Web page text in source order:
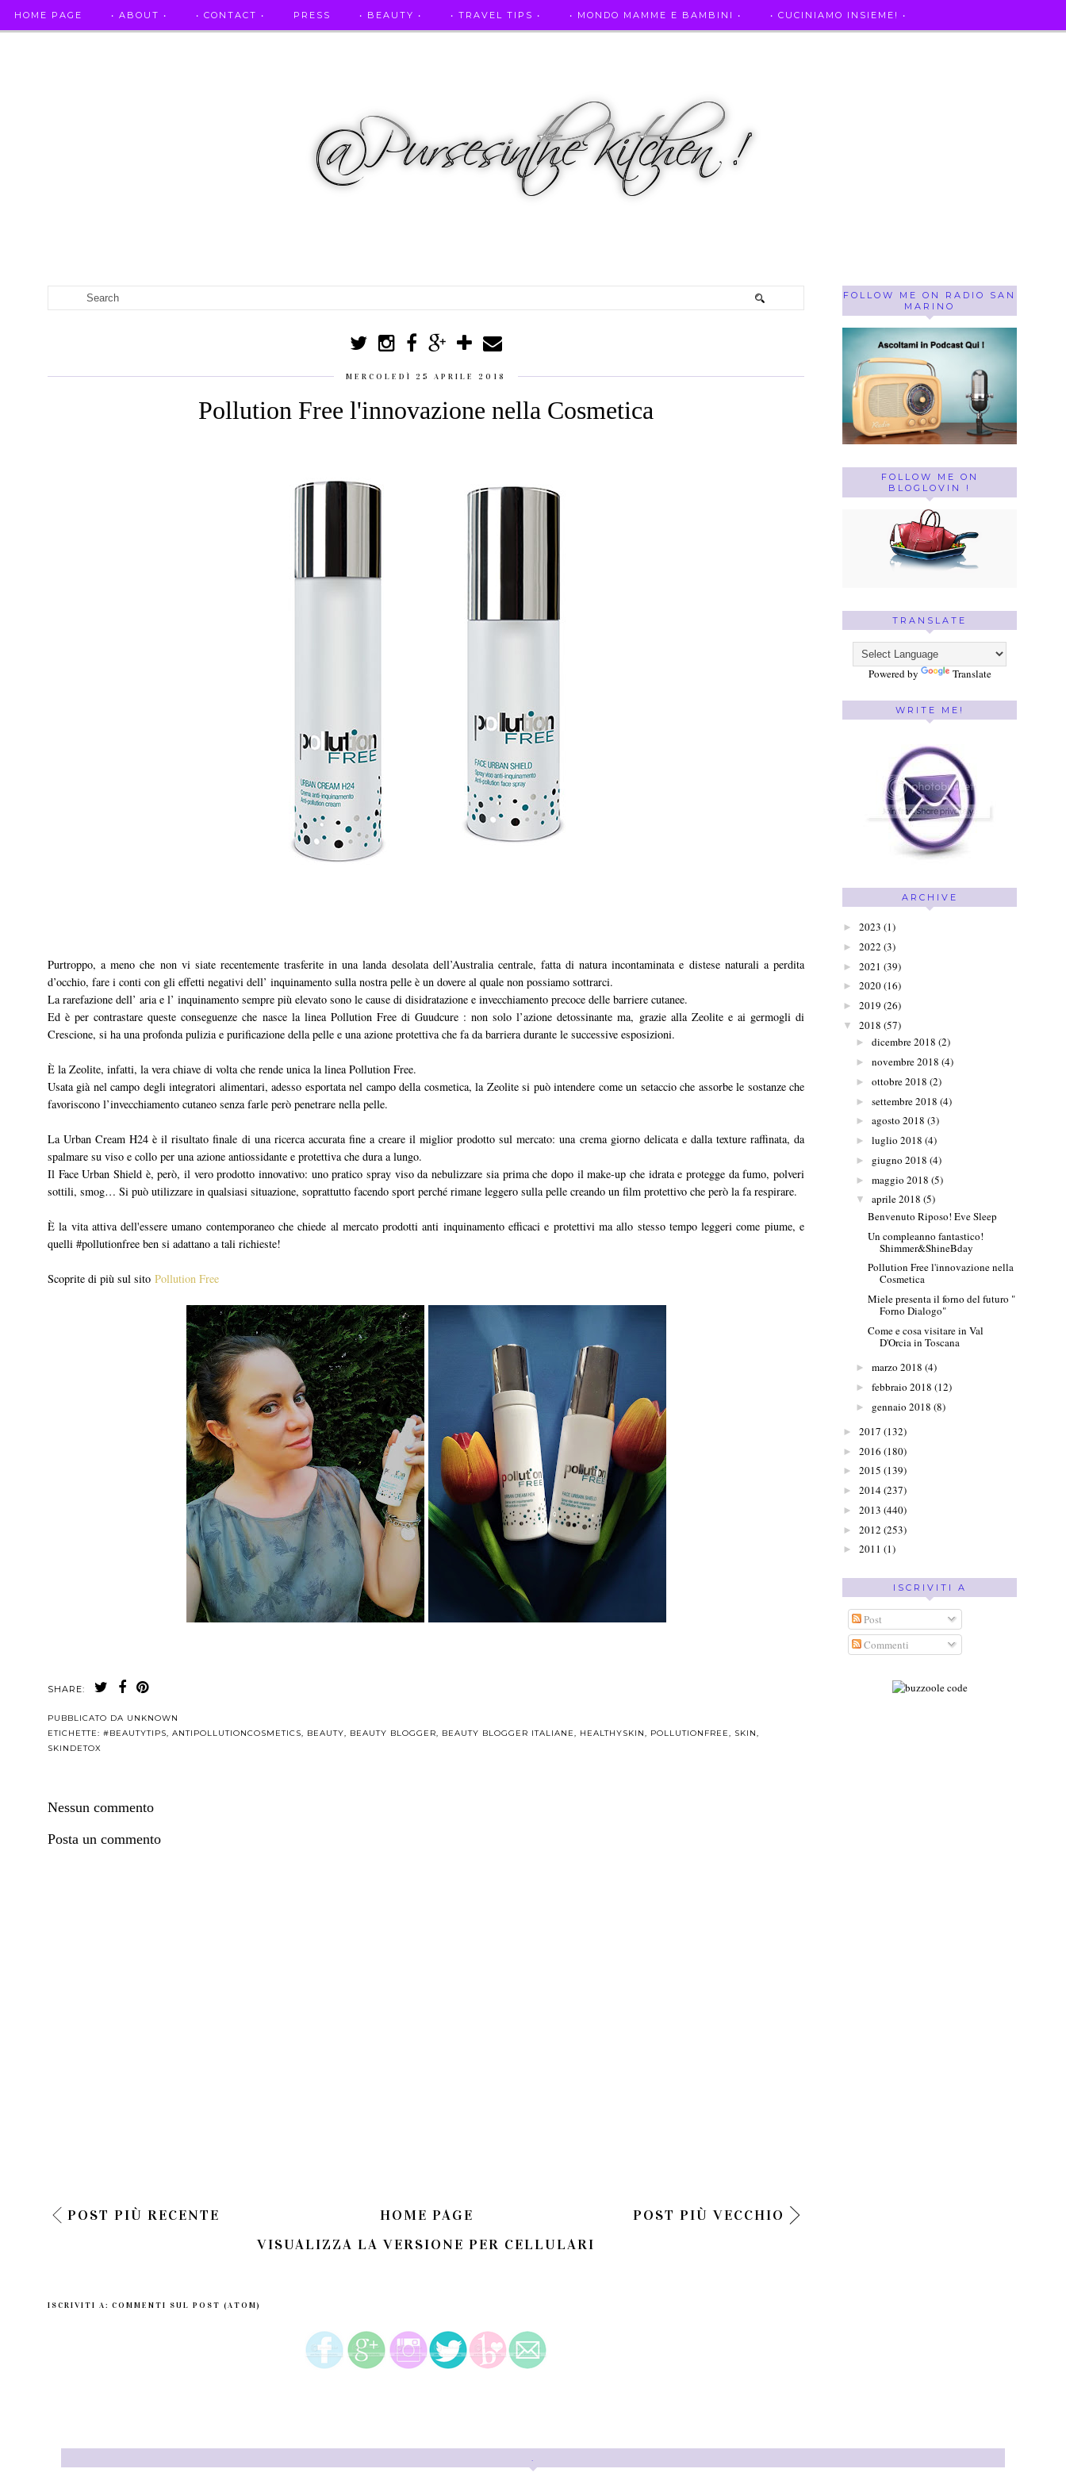
HOME PAGE • ABOUT • • CONTACT • PRESS • BEAUTY • • TRAVEL TIPS • • MONDO MAMME E BAMBINI • • CUCINIAMO INSIEME! •
MERCOLEDÌ 25 APRILE 2018
Pollution Free l'innovazione nella Cosmetica
Purtroppo, a meno che non vi siate recentemente trasferite in una landa desolata dell’Australia centrale, fatta di natura incontaminata e distese naturali a perdita
d’occhio, fare i conti con gli effetti negativi dell’ inquinamento sulla nostra pelle è un dovere al quale non possiamo sottrarci.
La rarefazione dell’ aria e l’ inquinamento sempre più elevato sono le cause di disidratazione e invecchiamento precoce delle barriere cutanee.
Ed è per contrastare queste conseguenze che nasce la linea Pollution Free di Guudcure : non solo l’azione detossinante ma, grazie alla Zeolite e ai germogli di
Crescione, si ha una profonda pulizia e purificazione della pelle e una azione protettiva che fa da barriera durante le successive esposizioni.
È la Zeolite, infatti, la vera chiave di volta che rende unica la linea Pollution Free.
Usata già nel campo degli integratori alimentari, adesso esportata nel campo della cosmetica, la Zeolite si può intendere come un setaccio che assorbe le sostanze che
favoriscono l’invecchiamento cutaneo senza farle però penetrare nella pelle.
La Urban Cream H24 è il risultato finale di una ricerca accurata fine a creare il miglior prodotto sul mercato: una crema giorno delicata e dalla texture raffinata, da
spalmare su viso e collo per una azione antiossidante e protettiva che dura a lungo.
Il Face Urban Shield è, però, il vero prodotto innovativo: uno pratico spray viso da nebulizzare sia prima che dopo il make-up che idrata e protegge da fumo, polveri
sottili, smog… Si può utilizzare in qualsiasi situazione, soprattutto facendo sport perché rimane leggero sulla pelle creando un film protettivo che però la fa respirare.
È la vita attiva dell'essere umano contemporaneo che chiede al mercato prodotti anti inquinamento efficaci e protettivi ma allo stesso tempo leggeri come piume, e
quelli #pollutionfree ben si adattano a tali richieste!
Scoprite di più sul sito Pollution Free
SHARE:
PUBBLICATO DA UNKNOWN
ETICHETTE: #BEAUTYTIPS, ANTIPOLLUTIONCOSMETICS, BEAUTY, BEAUTY BLOGGER, BEAUTY BLOGGER ITALIANE, HEALTHYSKIN, POLLUTIONFREE, SKIN,
SKINDETOX
Nessun commento
Posta un commento
POST PIÙ RECENTE POST PIÙ VECCHIO
HOME PAGE
VISUALIZZA LA VERSIONE PER CELLULARI
ISCRIVITI A: COMMENTI SUL POST (ATOM)
FOLLOW ME ON RADIO SAN
MARINO
FOLLOW ME ON
BLOGLOVIN !
TRANSLATE
Powered by Translate
WRITE ME!
ARCHIVE
► 2023 (1)
► 2022 (3)
► 2021 (39)
► 2020(16)
► 2019 (26)
▼ 2018 (57)
► dicembre 2018 (2)
► novembre 2018 (4)
► ottobre 2018 (2)
► settembre 2018 (4)
► agosto 2018 (3)
► luglio 2018 (4)
► giugno 2018 (4)
► maggio 2018 (5)
▼ aprile 2018 (5)
Benvenuto Riposo! Eve Sleep
Un compleanno fantastico!
Shimmer&ShineBday
Pollution Free l'innovazione nella
Cosmetica
Miele presenta il forno del futuro "
Forno Dialogo"
Come e cosa visitare in Val
D'Orcia in Toscana
► marzo 2018 (4)
► febbraio 2018 (12)
► gennaio 2018 (8)
► 2017 (132)
► 2016 (180)
► 2015 (139)
► 2014(237)
► 2013 (440)
► 2012 (253)
► 2011 (1)
ISCRIVITI A
Post
Commenti
.